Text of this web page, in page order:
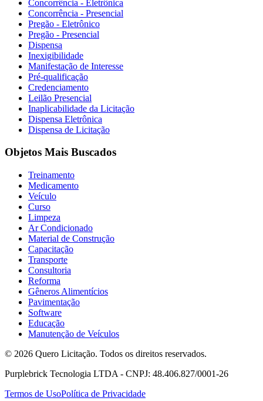
Concorrência - Eletrônica
Concorrência - Presencial
Pregão - Eletrônico
Pregão - Presencial
Dispensa
Inexigibilidade
Manifestação de Interesse
Pré-qualificação
Credenciamento
Leilão Presencial
Inaplicabilidade da Licitação
Dispensa Eletrônica
Dispensa de Licitação
Objetos Mais Buscados
Treinamento
Medicamento
Veículo
Curso
Limpeza
Ar Condicionado
Material de Construção
Capacitação
Transporte
Consultoria
Reforma
Gêneros Alimentícios
Pavimentação
Software
Educação
Manutenção de Veículos
© 2026 Quero Licitação. Todos os direitos reservados.
Purplebrick Tecnologia LTDA - CNPJ: 48.406.827/0001-26
Termos de UsoPolítica de Privacidade